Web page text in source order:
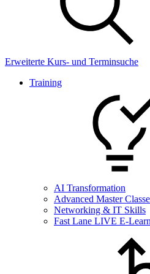
Erweiterte Kurs- und Terminsuche
Training
AI Transformation
Advanced Master
Networking & IT Skills
Fast Lane LIVE E-